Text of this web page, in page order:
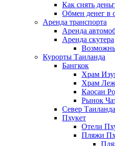
Как снять
Обмен денег в
Аренда транспорта
Аренда
Аренда скутера
Курорты Таиланда
Бангкок
Храм
Храм
Каосан
Рынок
Север Таиланда
Пхукет
Отели
Пляжи